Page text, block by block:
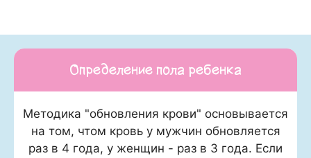
Определение пола ребенка
Методика "обновления крови" основывается
на том, чтом кровь у мужчин обновляется
раз в 4 года, у женщин - раз в 3 года. Если